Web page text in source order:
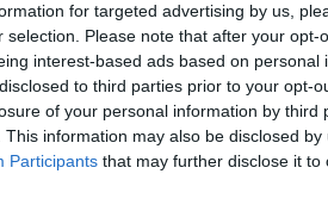
for targeted advertising by us,
selection. Please note that after your
interest-based ads based on
to third parties prior to your opt-
of your personal information by third
This information may also be disclosed
Participants that may further disclose it to